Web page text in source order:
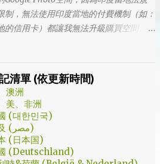
麼要加這些星星? 所以當我推這部戲給朋
時候，我和朋友說一定要撐過第一集，過
是在劇荒中，再重看第一集，意外的覺得
角色們的另外一面。像是大叔上班時原來
冷笑話的高手；至安那張毫無感情的臉，
恐懼；另外大叔老婆偷情偷的天經地義，
擔，也讓我嚇到。 看這鏡頭有時候都不
老婆怎麼會回心轉意。 如同版友們所津
制，無法使用印度當地的付費機制（如：
的信用卡）都讓我無法升級購買空間。因
，而且還bundle了不少近年常提到的
，像是NordVPN/ Surfshark等…但因為這
服務都已經沒有免費的試用期了… 在花
個小時試了一下，目前與大家推薦的是
VPN
清單 (依更新時間)
澳洲
美、非洲
(대한민국)
埃及 (مصر)
(日本国)
(Deutschland)